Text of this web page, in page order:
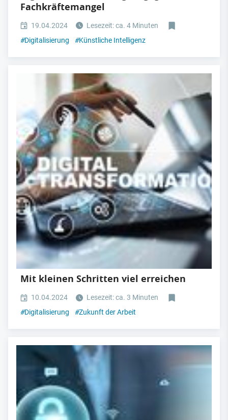
Fachkräftemangel
19.04.2024
Lesezeit: ca. 4 Minuten
#Digitalisierung #Künstliche Intelligenz
Mit kleinen Schritten viel erreichen
10.04.2024
Lesezeit: ca. 3 Minuten
#Digitalisierung #Zukunft der Arbeit